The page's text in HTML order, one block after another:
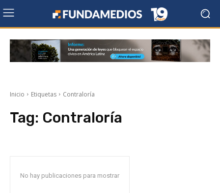
Inicio Etiquetas Contraloría
Tag: Contraloría
No hay publicaciones para mostrar